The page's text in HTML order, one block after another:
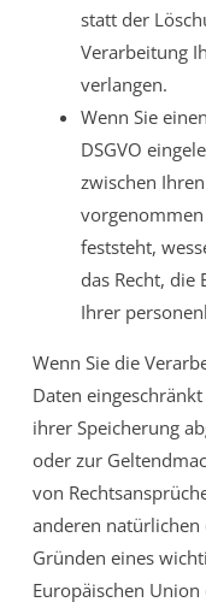
statt der
Verarbeitung
verlangen.
Wenn Sie
DSGVO
zwischen
feststeht,
das Recht, die
Ihrer
Wenn Sie die
Daten
ihrer Speicherung
oder zur
von
anderen
Gründen eines
Europäischen